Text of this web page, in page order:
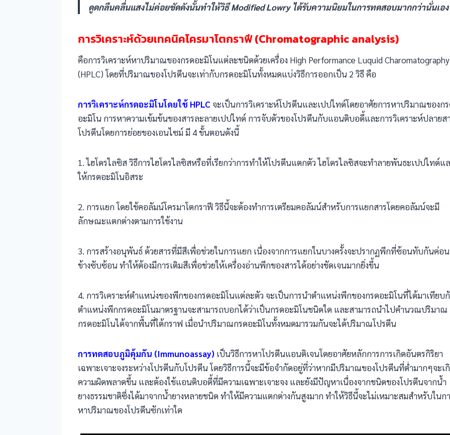
ดูดกลืนคลื่นแสงไม่ค่อยชัดดังนั้นทำให้วิธี Modified Lowry ได้รับความนิยมในการทดสอบมากกว่านั่นเอง
การวิเคราะห์ด้วยเทคนิคโครมาโตกราฟี (Chromatographic analysis)
คือการวิเคราะห์หาปริมาณของกรดอะมิโนแต่ละชนิดด้วยเครื่อง High Performance Luquid Charomatography
(HPLC) โดยที่ปริมาณของโปรตีนจะเท่ากับกรดอะมิโนทั้งหมดแบ่งวิธีการออกเป็น 2 วิธี คือ
การวิเคราะห์กรดอะมิโนโดยใช้ HPLC จะเป็นการวิเคราะห์โปรตีนและเปปไทด์โดยอาศัยการหาปริมาณของก
อะมิโน การหาความเข้มข้นของสารละลายเปปไทด์ การจับตัวของโปรตีนกับแอนติบอดี้และการวิเคราะห์ปลายส
โปรตีนโดยการย่อยของเอนไซม์ มี 4 ขั้นตอนดังนี้
1. ไฮโดรไลซิส วิธีการไฮโดรไลซิสหรือที่เรียกว่าการทำให้โปรตีนแตกตัว ไฮโดรไลซิสจะทำลายพันธะเปปไทด์แ
ให้กรดอะมิโนอิสระ
2. การแยก โดยใช้คอลัมน์โครมาโตกราฟี วิธีนี้จะต้องทำการเตรียมคอลัมน์สำหรับการแยกสารโดยคอลัมน์จะมี
ลักษณะแตกต่างตามการใช้งาน
3. การสร้างอนุพันธ์ ด้วยสารที่มีสีเพื่อช่วยในการแยก เนื่องจากการแยกในบางครั้งจะปรากฏพีกที่ซ้อนทับกันค่อน
ข้างซับซ้อน ทำให้ต้องมีการเติมสีเพื่อช่วยให้เครื่องอ่านพีกของสารได้อย่างชัดเจนมากยิ่งขึ้น
4. การวิเคราะห์ตำแหน่งของพีกของกรดอะมิโนแต่ละตัว จะเป็นการนำตำแหน่งพีกของกรดอะมิโนที่ได้มาเทียบ
ตำแหน่งพีกกรดอะมิโนมาตรฐานจะสามารถบอกได้ว่าเป็นกรดอะมิโนชนิดใด และสามารถนำไปคำนวณปริมาณ
กรดอะมิโนได้จากพื้นที่ใต้กราฟ เมื่อนำปริมาณกรดอะมิโนทั้งหมดมารวมกันจะได้ปริมาณโปรตีน
การทดสอบภูมิคุ้มกัน (Immunoassay) เป็นวิธีการหาโปรตีนแอนติเจนโดยอาศัยหลักการการเกิดอันตรกิริยา
เฉพาะเจาะจงระหว่างโปรตีนกับโปรตีน โดยวิธีการนี้จะมีข้อจำกัดอยู่ที่ว่าหากมีปริมาณของโปรตีนที่ต่ำมากๆจะเ
ความผิดพลาดขึ้น และต้องใช้แอนติบอดี้ที่มีความเฉพาะเจาะจง และยังมีปัญหาเนื่องจากชนิดของโปรตีนจากน้ำ
ยางธรรมชาติซึ่งได้มาจากน้ำยางหลายชนิด ทำให้มีความแตกต่างกันสูงมาก ทำให้วิธีนี้จะไม่เหมาะสมสำหรับในก
หาปริมาณของโปรตีนซักเท่าใด